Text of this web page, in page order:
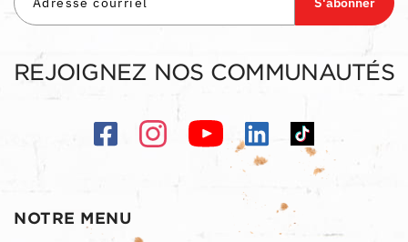
NOTRE MENU
REJOIGNEZ NOS COMMUNAUTÉS